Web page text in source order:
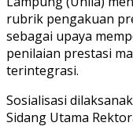
rubrik pengakuan
sebagai upaya
penilaian prestasi
terintegrasi.
Sosialisasi
Sidang Utama